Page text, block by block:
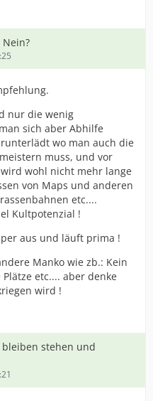
nur die wenig
sich aber Abhilfe
wo man auch die
muss, und vor
wohl nicht mehr lange
von Maps und anderen
etc....
Kultpotenzial !
aus und läuft prima !
Manko wie zb.: Kein
Plätze etc.... aber denke
wird !
bleiben stehen und